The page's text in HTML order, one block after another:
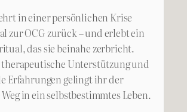
in einer persönlichen Krise
zur OCG zurück – und erlebt ein
das sie beinahe zerbricht.
Unterstützung und
Erfahrungen gelingt ihr der
in ein selbstbestimmtes Leben.